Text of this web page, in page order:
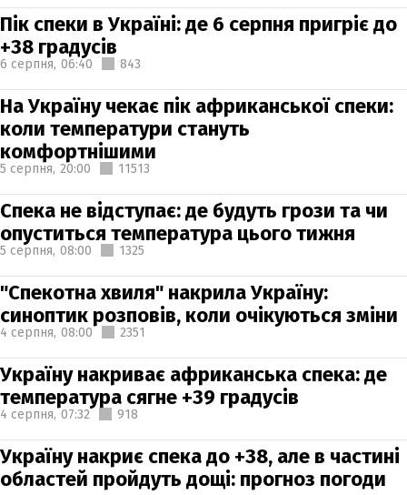
Пік спеки в Україні: де 6 серпня пригріє до
+38 градусів
6 серпня, 06:40 843
На Україну чекає пік африканської спеки:
коли температури стануть
комфортнішими
5 серпня, 20:00 11513
Спека не відступає: де будуть грози та чи
опуститься температура цього тижня
5 серпня, 08:00 1325
"Спекотна хвиля" накрила Україну:
синоптик розповів, коли очікуються зміни
4 серпня, 08:00 2351
Україну накриває африканська спека: де
температура сягне +39 градусів
4 серпня, 07:32 918
Україну накриє спека до +38, але в частині
областей пройдуть дощі: прогноз погоди